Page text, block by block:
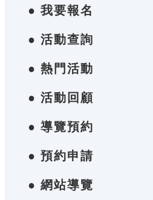
● 我要報名
● 活動查詢
● 熱門活動
● 活動回顧
● 導覽預約
● 預約申請
● 網站導覽